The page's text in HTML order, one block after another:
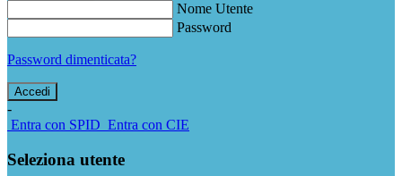
Nome Utente
Password
Password dimenticata?
-
Entra con SPID Entra con CIE
Seleziona utente